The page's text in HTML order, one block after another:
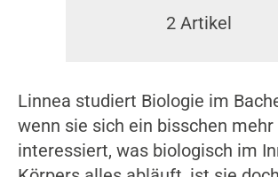
2 Artikel
Linnea studiert Biologie im
wenn sie sich ein bisschen
interessiert, was biologisch im